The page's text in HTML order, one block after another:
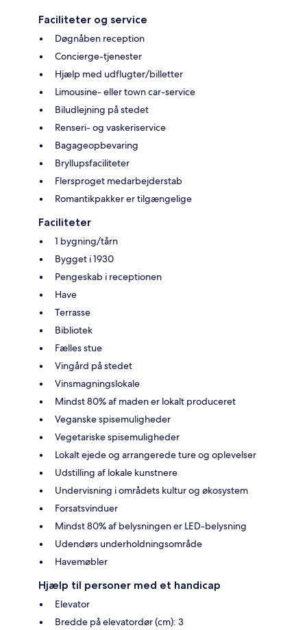
Faciliteter og service
Døgnåben reception
Concierge-tjenester
Hjælp med udflugter/billetter
Limousine- eller town car-service
Biludlejning på stedet
Renseri- og vaskeriservice
Bagageopbevaring
Bryllupsfaciliteter
Flersproget medarbejderstab
Romantikpakker er tilgængelige
Faciliteter
1 bygning/tårn
Bygget i 1930
Pengeskab i receptionen
Have
Terrasse
Bibliotek
Fælles stue
Vingård på stedet
Vinsmagningslokale
Mindst 80% af maden er lokalt produceret
Veganske spisemuligheder
Vegetariske spisemuligheder
Lokalt ejede og arrangerede ture og oplevelser
Udstilling af lokale kunstnere
Undervisning i områdets kultur og økosystem
Forsatsvinduer
Mindst 80% af belysningen er LED-belysning
Udendørs underholdningsområde
Havemøbler
Hjælp til personer med et handicap
Elevator
Bredde på elevatordør (cm): 3